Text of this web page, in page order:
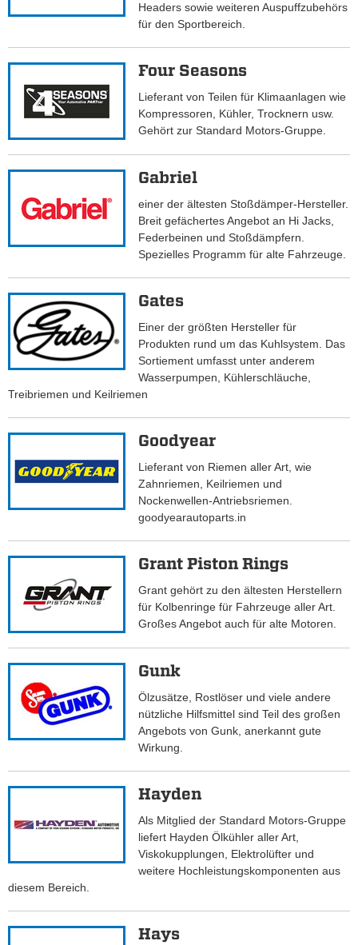
Headers sowie weiteren Auspuffzubehörs
für den Sportbereich.
Four Seasons
Lieferant von Teilen für Klimaanlagen wie
Kompressoren, Kühler, Trocknern usw.
Gehört zur Standard Motors-Gruppe.
Gabriel
einer der ältesten Stoßdämper-Hersteller.
Breit gefächertes Angebot an Hi Jacks,
Federbeinen und Stoßdämpfern.
Spezielles Programm für alte Fahrzeuge.
Gates
Einer der größten Hersteller für
Produkten rund um das Kuhlsystem. Das
Sortiement umfasst unter anderem
Wasserpumpen, Kühlerschläuche,
Treibriemen und Keilriemen
Goodyear
Lieferant von Riemen aller Art, wie
Zahnriemen, Keilriemen und
Nockenwellen-Antriebsriemen.
goodyearautoparts.in
Grant Piston Rings
Grant gehört zu den ältesten Herstellern
für Kolbenringe für Fahrzeuge aller Art.
Großes Angebot auch für alte Motoren.
Gunk
Ölzusätze, Rostlöser und viele andere
nützliche Hilfsmittel sind Teil des großen
Angebots von Gunk, anerkannt gute
Wirkung.
Hayden
Als Mitglied der Standard Motors-Gruppe
liefert Hayden Ölkühler aller Art,
Viskokupplungen, Elektrolüfter und
weitere Hochleistungskomponenten aus
diesem Bereich.
Hays